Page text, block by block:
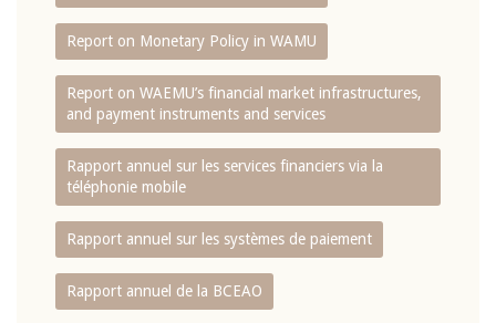
Report on Monetary Policy in WAMU
Report on WAEMU’s financial market infrastructures,
and payment instruments and services
Rapport annuel sur les services financiers via la
téléphonie mobile
Rapport annuel sur les systèmes de paiement
Rapport annuel de la BCEAO